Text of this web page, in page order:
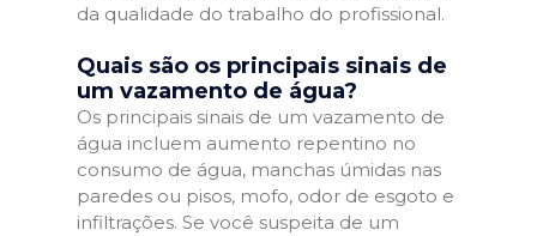
da qualidade do trabalho do profissional.
Quais são os principais sinais de
um vazamento de água?
Os principais sinais de um vazamento de
água incluem aumento repentino no
consumo de água, manchas úmidas nas
paredes ou pisos, mofo, odor de esgoto e
infiltrações. Se você suspeita de um